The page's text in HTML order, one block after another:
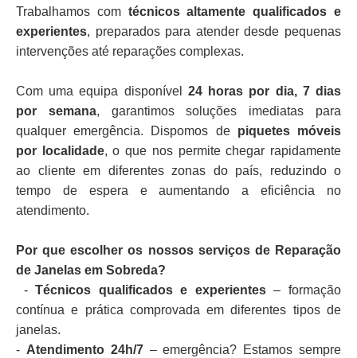
Trabalhamos com técnicos altamente qualificados e
experientes, preparados para atender desde pequenas
intervenções até reparações complexas.
Com uma equipa disponível 24 horas por dia, 7 dias
por semana, garantimos soluções imediatas para
qualquer emergência. Dispomos de piquetes móveis
por localidade, o que nos permite chegar rapidamente
ao cliente em diferentes zonas do país, reduzindo o
tempo de espera e aumentando a eficiência no
atendimento.
Por que escolher os nossos serviços de Reparação
de Janelas em Sobreda?
-Técnicos qualificados e experientes– formação
contínua e prática comprovada em diferentes tipos de
janelas.
- Atendimento 24h/7– emergência? Estamos sempre